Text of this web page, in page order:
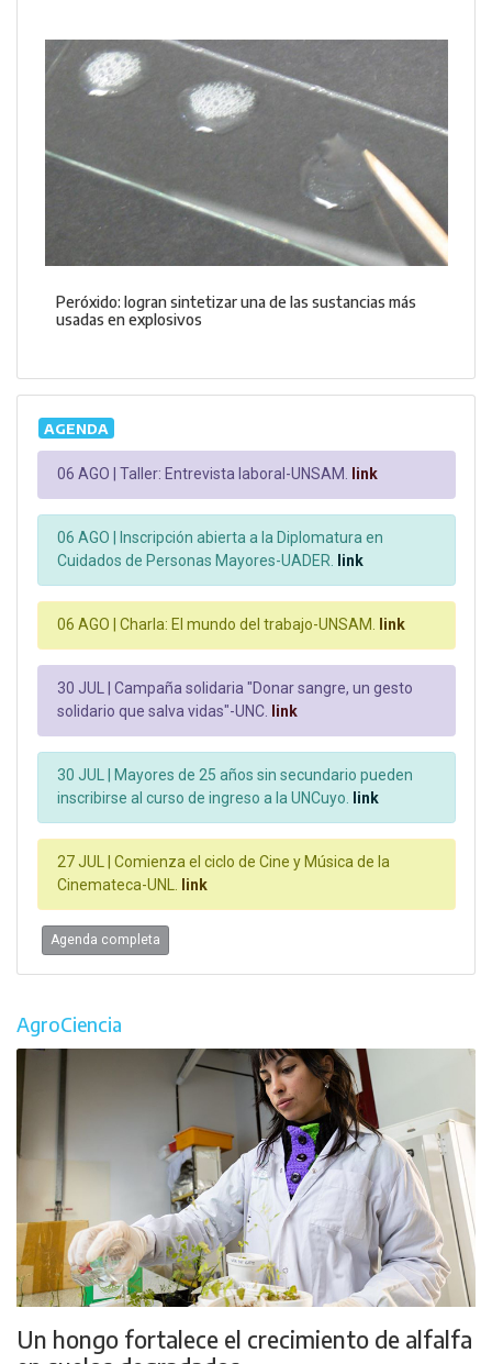
Peróxido: logran sintetizar una de las sustancias más
usadas en explosivos
AGENDA
06 AGO | Taller: Entrevista laboral-UNSAM. link
06 AGO |
Inscripción abierta a la Diplomatura en
Cuidados de Personas Mayores-UADER. link
06 AGO | Charla: El mundo del trabajo-UNSAM. link
30 JUL | Campaña solidaria "Donar sangre, un gesto
solidario que salva vidas"-UNC. link
30 JUL |
Mayores de 25 años sin secundario pueden
inscribirse al curso de ingreso a la UNCuyo. link
27 JUL | Comienza el ciclo de Cine y Música de la
Cinemateca-UNL. link
Agenda completa
AgroCiencia
Un hongo fortalece el crecimiento de alfalfa